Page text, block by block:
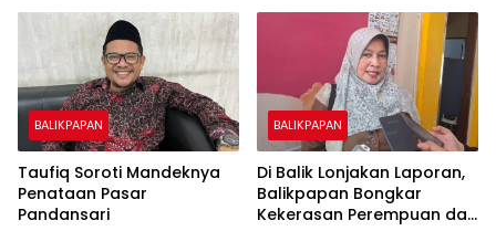
BALIKPAPAN
Taufiq Soroti Mandeknya
Penataan Pasar
Pandansari
BALIKPAPAN
Di Balik Lonjakan Laporan,
Balikpapan Bongkar
Kekerasan Perempuan dan